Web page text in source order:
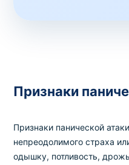
Признаки
Признаки панической
непреодолимого страха
одышку, потливость,